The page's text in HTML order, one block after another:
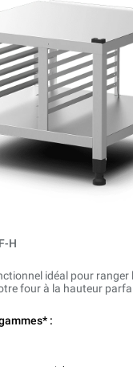
H
idéal pour ranger
four à la hauteur
: